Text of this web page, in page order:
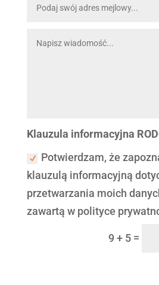
Klauzula informacyjna
Potwierdzam, że
klauzulą informacyjną
przetwarzania moich
zawartą w polityce
9 + 5 =